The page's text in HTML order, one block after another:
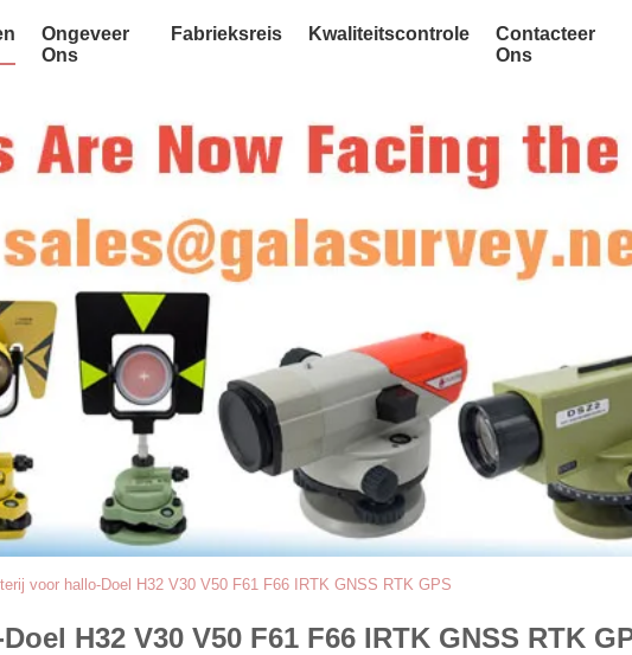
Ongeveer
Ons
Fabrieksreis Kwaliteitscontrole
Contacteer
Ons
voor hallo-Doel H32 V30 V50 F61 F66 IRTK GNSS RTK GPS
H32 V30 V50 F61 F66 IRTK GNSS RTK